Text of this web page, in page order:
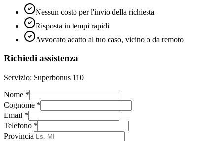
Nessun costo per l'invio della richiesta
Risposta in tempi rapidi
Avvocato adatto al tuo caso, vicino o da remoto
Richiedi assistenza
Servizio: Superbonus 110
Nome *
Cognome *
Email *
Telefono *
Provincia